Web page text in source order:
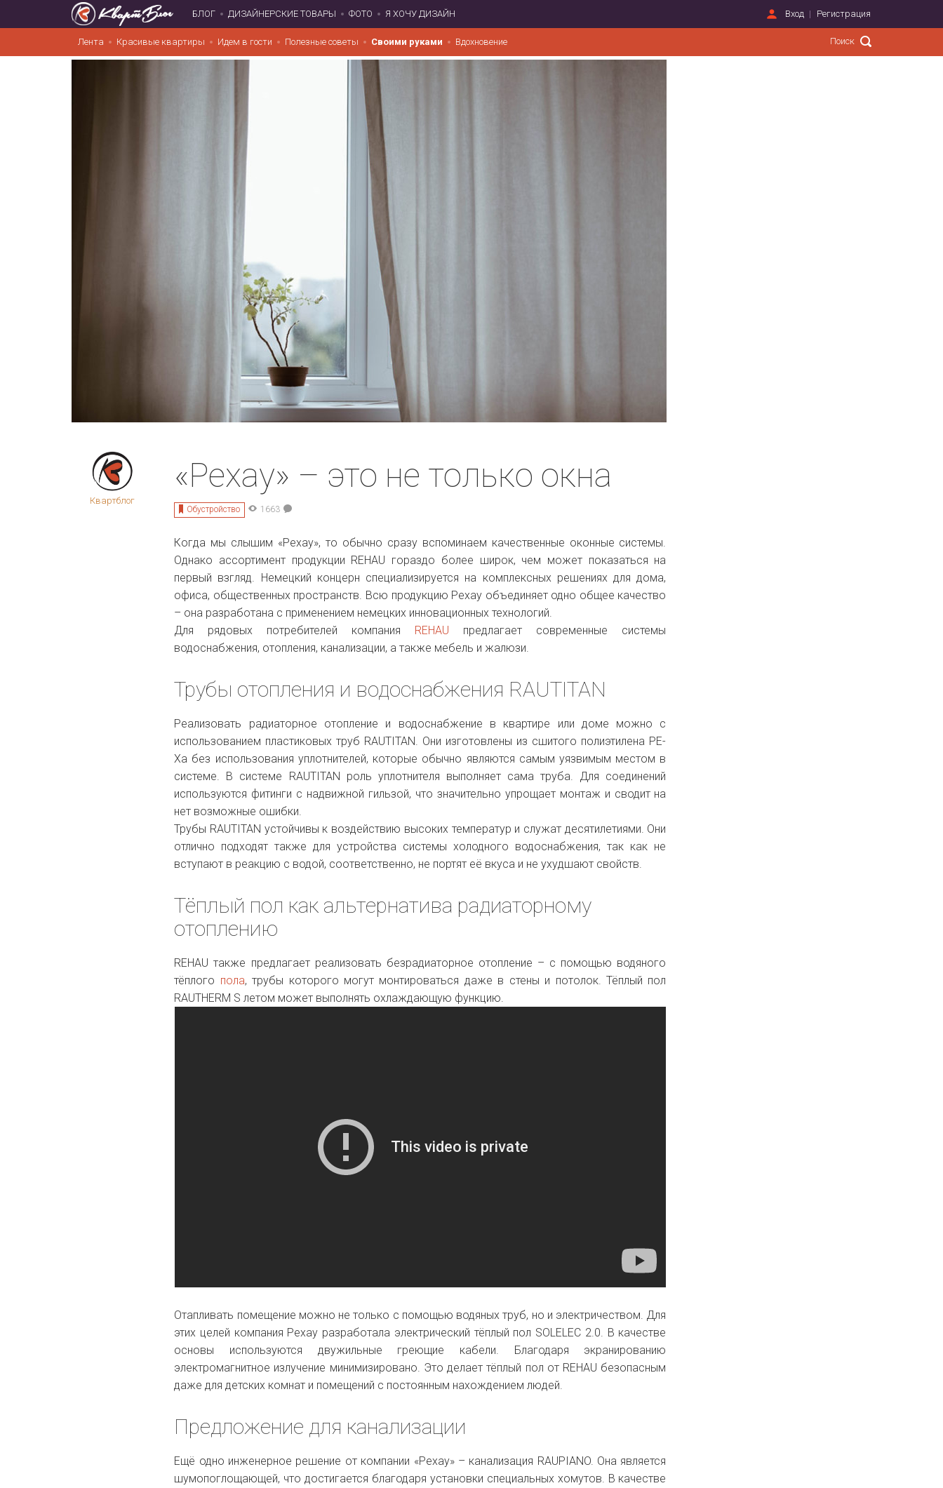
БЛОГ ДИЗАЙНЕРСКИЕ ТОВАРЫ ФОТО Я ХОЧУ ДИЗАЙН Вход Регистрация
Лента Красивые квартиры Идем в гости Полезные советы Своими руками Вдохновение
Квартблог
«Рехау» – это не только окна
Обустройство 1663
Когда мы слышим «Рехау», то обычно сразу вспоминаем качественные оконные системы.
Однако ассортимент продукции REHAU гораздо более широк, чем может показаться на
первый взгляд. Немецкий концерн специализируется на комплексных решениях для дома,
офиса, общественных пространств. Всю продукцию Рехау объединяет одно общее качество
– она разработана с применением немецких инновационных технологий.
Для рядовых потребителей компания REHAU предлагает современные системы
водоснабжения, отопления, канализации, а также мебель и жалюзи.
Трубы отопления и водоснабжения RAUTITAN
Реализовать радиаторное отопление и водоснабжение в квартире или доме можно с
использованием пластиковых труб RAUTITAN. Они изготовлены из сшитого полиэтилена PE-
Xa без использования уплотнителей, которые обычно являются самым уязвимым местом в
системе. В системе RAUTITAN роль уплотнителя выполняет сама труба. Для соединений
используются фитинги с надвижной гильзой, что значительно упрощает монтаж и сводит на
нет возможные ошибки.
Трубы RAUTITAN устойчивы к воздействию высоких температур и служат десятилетиями. Они
отлично подходят также для устройства системы холодного водоснабжения, так как не
вступают в реакцию с водой, соответственно, не портят её вкуса и не ухудшают свойств.
Тёплый пол как альтернатива радиаторному
отоплению
REHAU также предлагает реализовать безрадиаторное отопление – с помощью водяного
тёплого пола, трубы которого могут монтироваться даже в стены и потолок. Тёплый пол
RAUTHERM S летом может выполнять охлаждающую функцию.
Отапливать помещение можно не только с помощью водяных труб, но и электричеством. Для
этих целей компания Рехау разработала электрический тёплый пол SOLELEC 2.0. В качестве
основы используются двужильные греющие кабели. Благодаря экранированию
электромагнитное излучение минимизировано. Это делает тёплый пол от REHAU безопасным
даже для детских комнат и помещений с постоянным нахождением людей.
Предложение для канализации
Ещё одно инженерное решение от компании «Рехау» – канализация RAUPIANO. Она является
шумопоглощающей, что достигается благодаря установки специальных хомутов. В качестве